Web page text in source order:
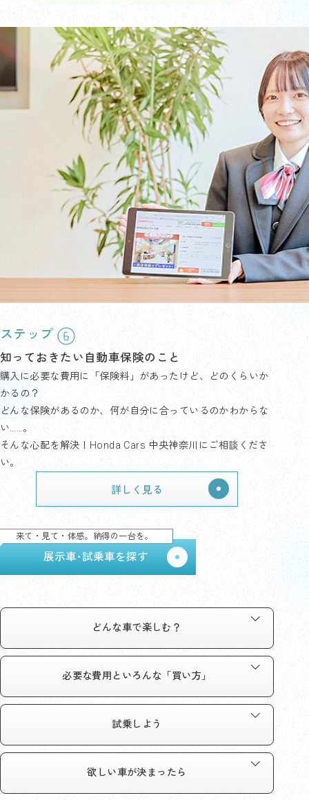
ステップ
知っておきたい自動車保険のこと
購入に必要な費用に「保険料」があったけど、どのくらいか
かるの？
どんな保険があるのか、何が自分に合っているのかわからな
い……。
そんな心配を解決！Honda Cars 中央神奈川にご相談くださ
い。
詳しく見る
来て・見て・体感。納得の一台を。
展示車･試乗車を探す
どんな車で楽しむ？
必要な費用と いろんな「買い方」
試乗しよう
欲しい車が決まったら